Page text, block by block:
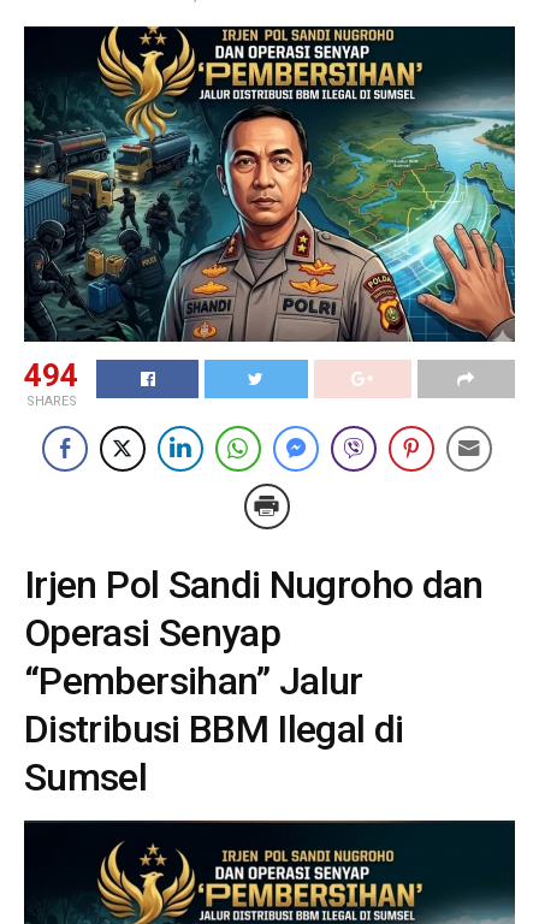
494
SHARES
Irjen Pol Sandi Nugroho dan
Operasi Senyap
“Pembersihan” Jalur
Distribusi BBM Ilegal di
Sumsel